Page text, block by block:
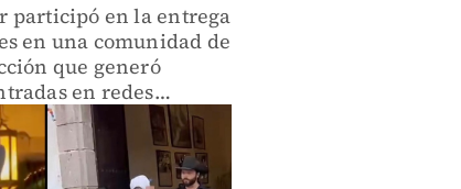
participó en la entrega
en una comunidad de
que generó
en redes